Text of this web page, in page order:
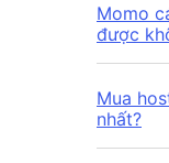
Momo
được
Mua
nhất?